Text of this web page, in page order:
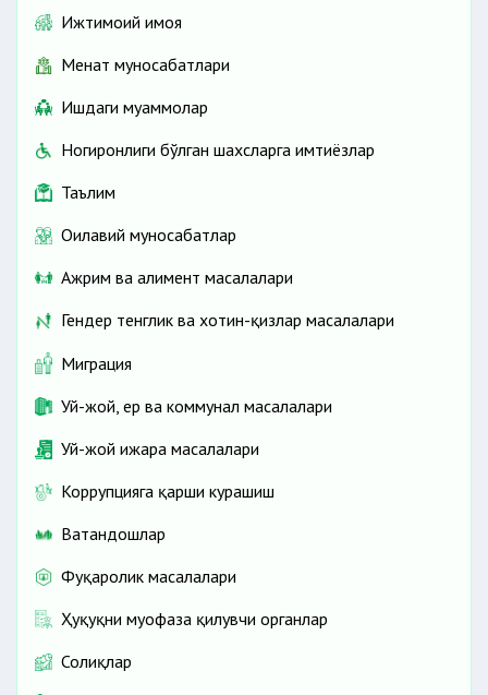
Ижтимоий ҳимоя
Меҳнат муносабатлари
Ишдаги муаммолар
Ногиронлиги бўлган шахсларга имтиёзлар
Таълим
Оилавий муносабатлар
Ажрим ва алимент масалалари
Гендер тенглик ва хотин-қизлар масалалари
Миграция
Уй-жой, ер ва коммунал масалалари
Уй-жой ижара масалалари
Коррупцияга қарши курашиш
Ватандошлар
Фуқаролик масалалари
Ҳуқуқни муҳофаза қилувчи органлар
Солиқлар